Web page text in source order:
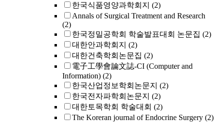
한국식품영양과학회지 (2)
Annals of Surgical Treatment and Research
(2)
한국정밀공학회 학술발표대회 논문집 (2)
대한안과학회지 (2)
대한건축학회논문집 (2)
電子工學會論文誌-CI (Computer and
Information) (2)
한국산업정보학회논문지 (2)
한국전자파학회논문지 (2)
대한토목학회 학술대회 (2)
The Koreran journal of Endocrine Surgery (2)